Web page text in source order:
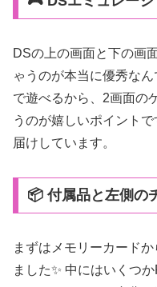
DSの上の画面と下の画
ゃうのが本当に優秀な
で遊べるから、2画面の
うのが嬉しいポイント
届けしています。
📦 付属品と左側の
まずはメモリーカード
ました✨ 中にはいくつ